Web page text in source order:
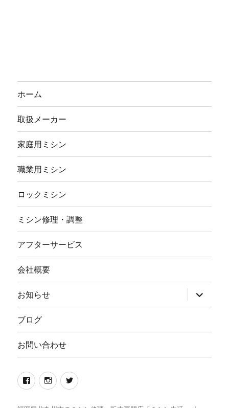
ホーム
取扱メーカー
家庭用ミシン
職業用ミシン
ロックミシン
ミシン修理・調整
アフターサービス
会社概要
お知らせ
サ
ブ
メ
ー
開
ブログ
お問い合わせ
Facebook
イ
twitter